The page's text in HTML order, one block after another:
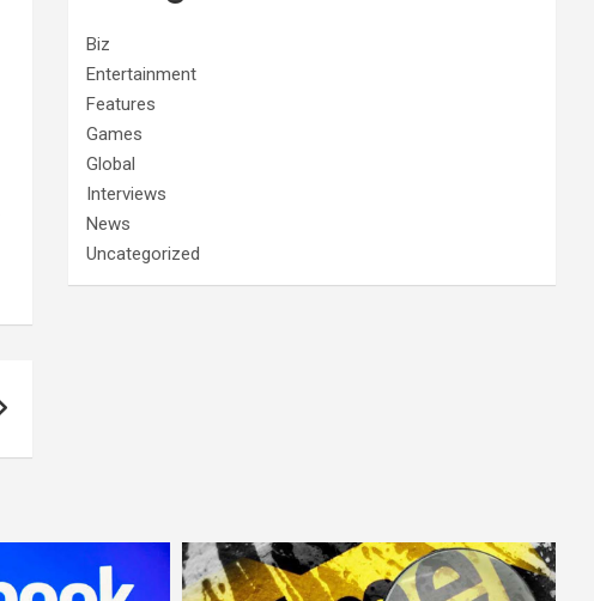
Biz
Entertainment
Features
Games
Global
Interviews
News
Uncategorized